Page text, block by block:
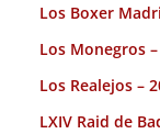
Los Boxer
Los Monegros
Los Realejos –
LXIV Raid de